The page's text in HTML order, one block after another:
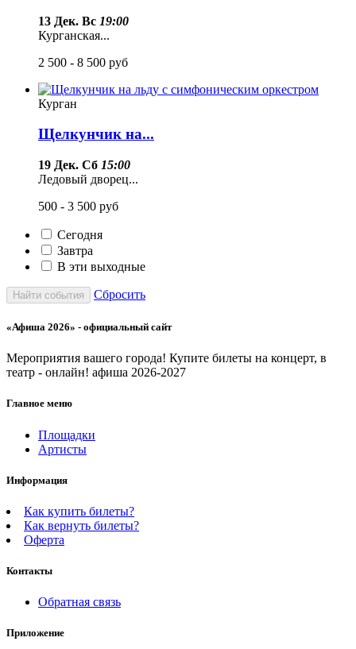
13 Дек. Вс 19:00
Курганская...
2 500 - 8 500 руб
Курган
Щелкунчик на...
19 Дек. Сб 15:00
Ледовый дворец...
500 - 3 500 руб
Сегодня
Завтра
В эти выходные
Найти события Сбросить
«Афиша 2026» - официальный сайт
Мероприятия вашего города! Купите билеты на концерт, в
театр - онлайн! афиша 2026-2027
Главное меню
Площадки
Артисты
Информация
Как купить билеты?
Как вернуть билеты?
Оферта
Контакты
Обратная связь
Приложение